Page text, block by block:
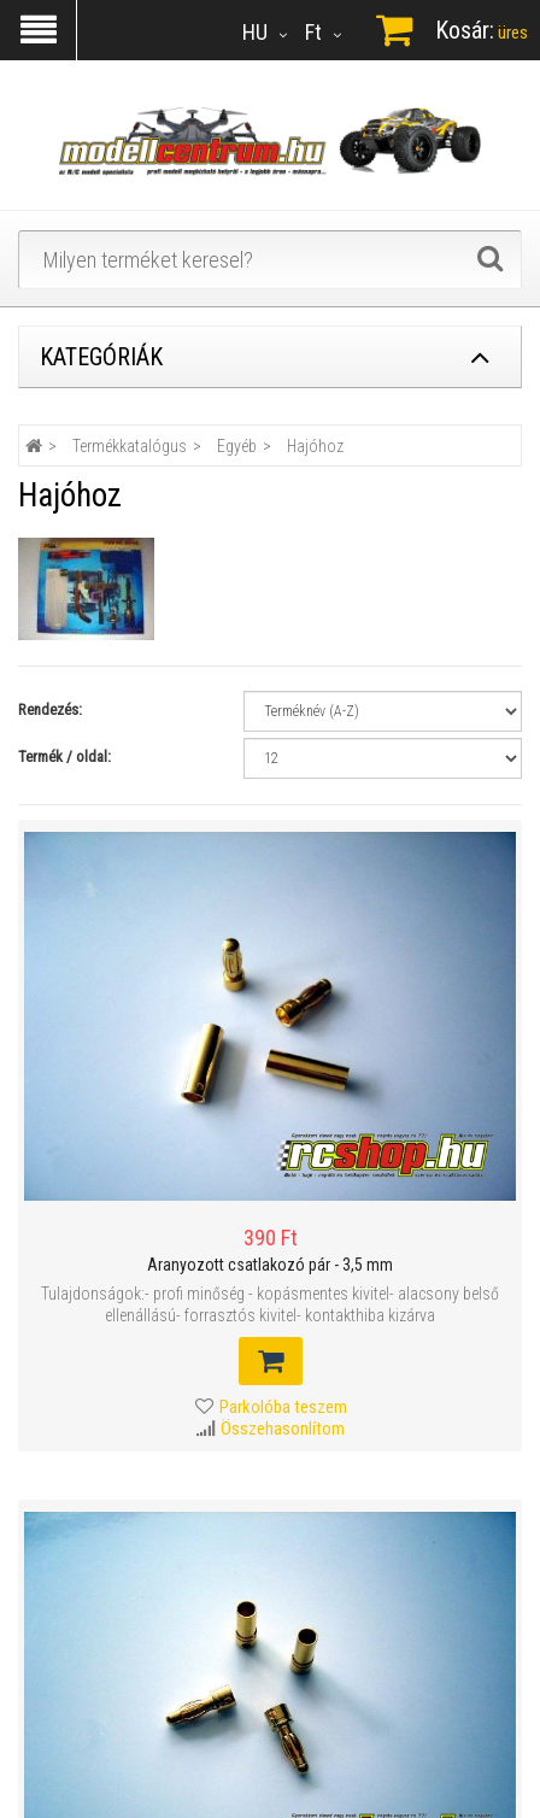
Ft
HU Kosár: üres
KATEGÓRIÁK
Termékkatalógus Egyéb Hajóhoz
Hajóhoz
Rendezés:
Termék / oldal:
390 Ft
Aranyozott csatlakozó pár - 3,5 mm
Tulajdonságok:- profi minőség - kopásmentes kivitel- alacsony belső
ellenállású- forrasztós kivitel- kontakthiba kizárva
Parkolóba teszem
Összehasonlítom